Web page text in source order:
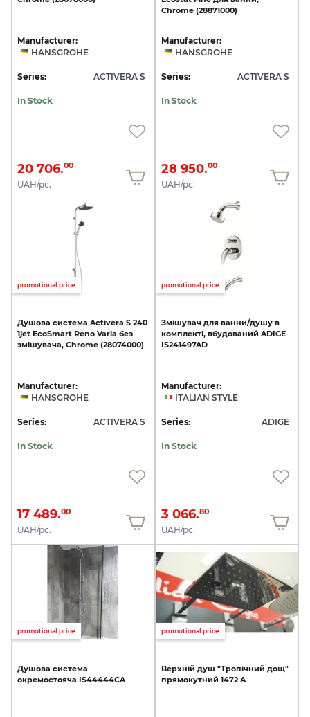
Manufacturer:
HANSGROHE
Series: ACTIVERA S
In Stock
20 706.00
UAH/pc.
Chrome (28871000)
Manufacturer:
HANSGROHE
Series: ACTIVERA S
In Stock
28 950.00
UAH/pc.
promotional price
Душова система Activera S 240
1jet EcoSmart Reno Varia без
змішувача, Chrome (28074000)
Manufacturer:
HANSGROHE
Series: ACTIVERA S
In Stock
17 489.00
UAH/pc.
promotional price
Змішувач для ванни/душу в
комплекті, вбудований ADIGE
IS241497AD
Manufacturer:
ITALIAN STYLE
Series: ADIGE
In Stock
3 066.80
UAH/pc.
promotional price
Душова система
окремостояча IS44444CA
promotional price
Верхній душ "Тропічний дощ"
прямокутний 1472 A